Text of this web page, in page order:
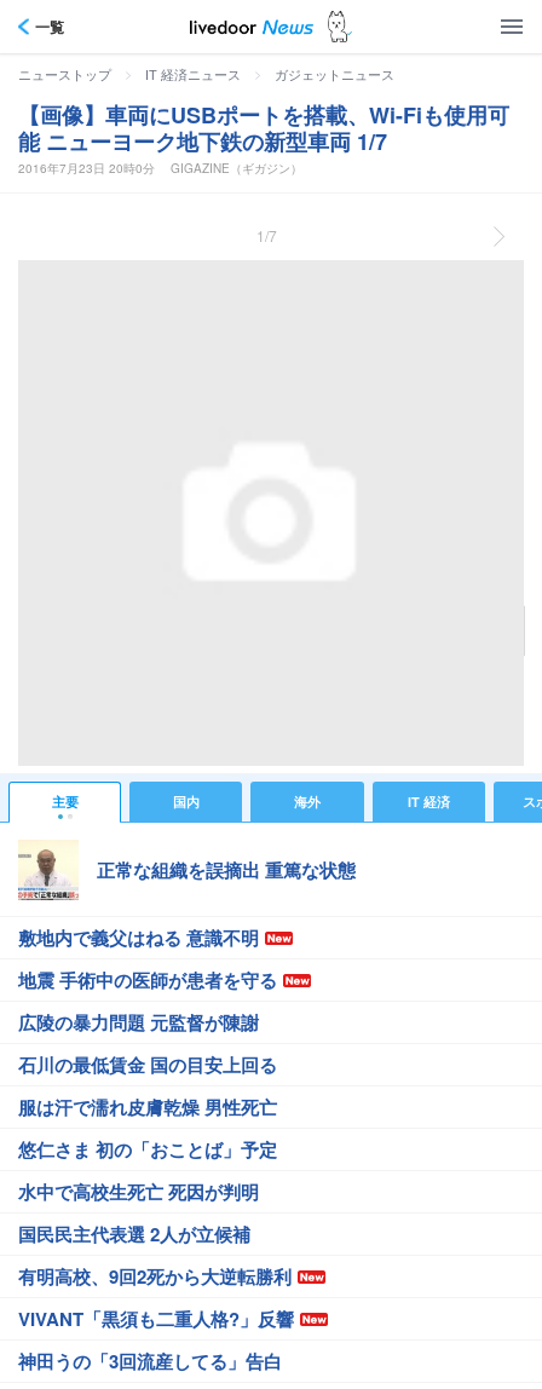
一覧
ニューストップ > IT 経済ニュース > ガジェットニュース
【画像】車両にUSBポートを搭載、Wi-Fiも使用可
能 ニューヨーク地下鉄の新型車両 1/7
2016年7月23日 20時0分 GIGAZINE（ギガジン）
1/7
主要 国内 海外 IT 経済 ス
正常な組織を誤摘出 重篤な状態
敷地内で義父はねる 意識不明
地震 手術中の医師が患者を守る
広陵の暴力問題 元監督が陳謝
石川の最低賃金 国の目安上回る
服は汗で濡れ皮膚乾燥 男性死亡
悠仁さま 初の「おことば」予定
水中で高校生死亡 死因が判明
国民民主代表選 2人が立候補
有明高校、9回2死から大逆転勝利
VIVANT「黒須も二重人格?」反響
神田うの「3回流産してる」告白